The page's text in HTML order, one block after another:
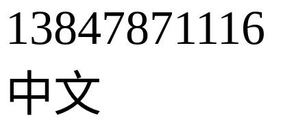
13847871116
中文